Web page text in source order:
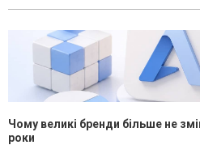
Чому великі бренди більше не
роки